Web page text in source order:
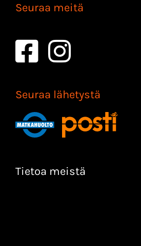
Seuraa meitä
Seuraa lähetystä
Tietoa meistä